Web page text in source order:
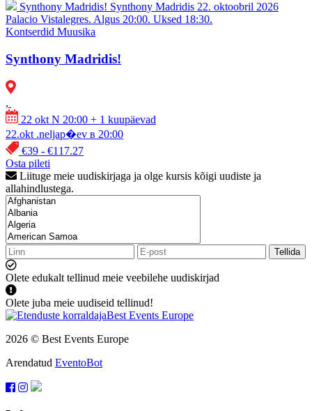
Synthony Madridis! Synthony Madridis 22. oktoobril 2026
Palacio Vistalegres. Algus 20:00. Uksed 18:30.
Kontserdid Muusika
Synthony Madridis!
,
22 okt N 20:00 + 1 kuupäevad
22.okt .neljap�ev в 20:00
€39 - €117.27
Osta pileti
Liituge meie uudiskirjaga ja olge kursis kõigi uudiste ja
allahindlustega.
Tellida
Olete edukalt tellinud meie veebilehe uudiskirjad
Olete juba meie uudiseid tellinud!
2026 © Best Events Europe
Arendatud EventoBot